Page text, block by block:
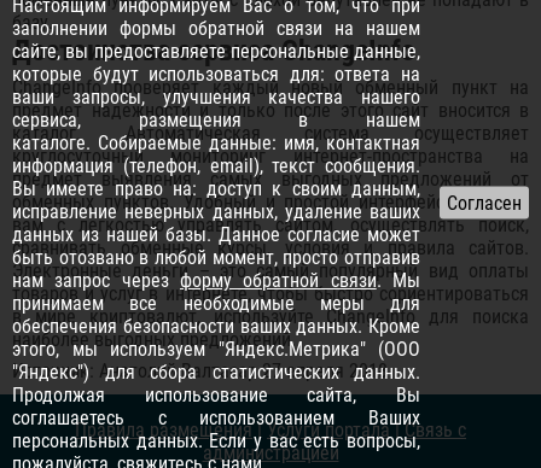
базу.
Достоинства сервиса ChangeInfo
ChangeInfo проверяет каждый новый обменный пункт на
предмет надежности и только после этого сайт вносится в
каталог. Автоматическая система осуществляет
круглосуточный мониторинг интернет-пространства на
предмет выявления самых выгодных предложений от
обменных пунктов. Удобный и простой интерфейс позволит
вам с легкостью управлять сайтом, осуществлять поиск,
сравнивать обменные курсы, условия и правила сайтов.
Электронные деньги – это самый популярный вид оплаты
товаров и услуг в интернете, чтобы быстро сориентироваться
в мире криптовалют, используйте ChangeInfo для поиска
наиболее выгодных предложений.
Источник: Анатолий Валтасар 27 апреля 2018
Правила размещения|Услуги портала|Связь с
администрацией
Настоящим информируем Вас о том, что при
заполнении формы обратной связи на нашем
сайте, вы предоставляете персональные данные,
которые будут использоваться для: ответа на
ваши запросы, улучшения качества нашего
сервиса, размещения в нашем
каталоге. Собираемые данные: имя, контактная
информация (телефон, email), текст сообщения.
Вы имеете право на: доступ к своим данным,
исправление неверных данных, удаление ваших
данных из нашей базы. Данное согласие может
быть отозвано в любой момент, просто отправив
нам запрос через форму обратной связи. Мы
принимаем все необходимые меры для
обеспечения безопасности ваших данных. Кроме
этого, мы используем "Яндекс.Метрика" (ООО
"Яндекс") для сбора статистических данных.
Продолжая использование сайта, Вы
соглашаетесь с использованием Ваших
персональных данных. Если у вас есть вопросы,